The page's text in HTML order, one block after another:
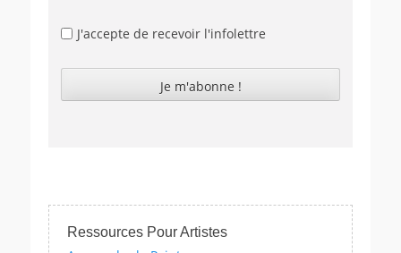
J'accepte de recevoir l'infolettre
Ressources Pour Artistes